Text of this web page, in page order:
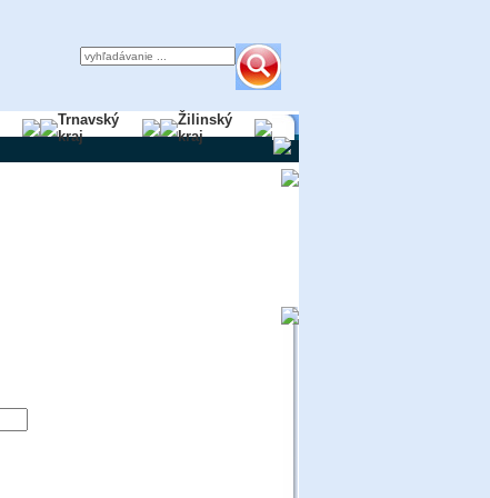
Trnavský
kraj
Žilinský
kraj